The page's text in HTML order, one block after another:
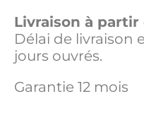
Livraison à partir
Délai de livraison
jours ouvrés.
Garantie 12 mois